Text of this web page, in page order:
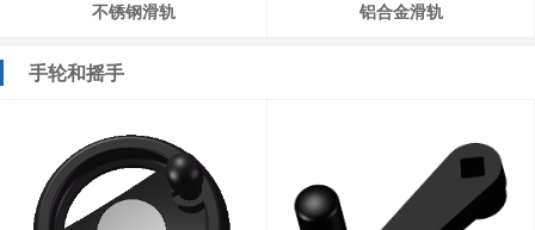
不锈钢滑轨 铝合金滑轨
手轮和摇手